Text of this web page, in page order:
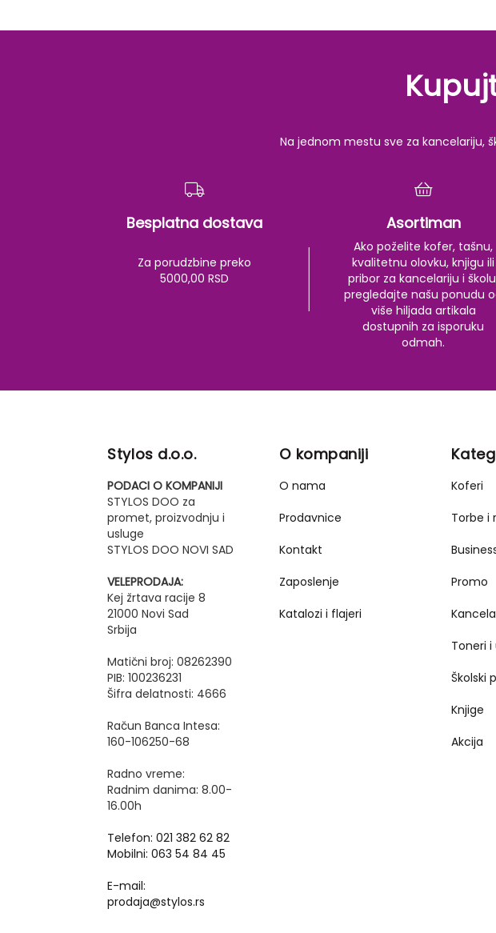
Na jednom mestu sve za kancelariju,
Besplatna dostava
Za porudzbine preko
5000,00 RSD
Asortiman
Ako poželite kofer, tašnu,
kvalitetnu olovku, knjigu ili
pribor za kancelariju i
pregledajte našu ponudu
više hiljada artikala
dostupnih za isporuku
odmah.
Stylos d.o.o.
PODACI O KOMPANIJI
STYLOS DOO za
promet, proizvodnju i
usluge
STYLOS DOO NOVI SAD
VELEPRODAJA:
Kej žrtava racije 8
21000 Novi Sad
Srbija
Matični broj: 08262390
PIB: 100236231
Šifra delatnosti: 4666
Račun Banca Intesa:
160-106250-68
Radno vreme:
Radnim danima: 8.00-
16.00h
Telefon: 021 382 62 82
Mobilni: 063 54 84 45
E-mail:
prodaja@stylos.rs
O kompaniji
O nama
Prodavnice
Kontakt
Zaposlenje
Katalozi i flajeri
Koferi
Torbe i
Promo
Toneri i
Školski
Knjige
Akcija